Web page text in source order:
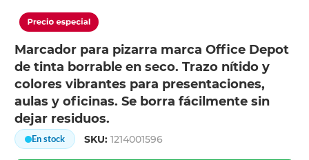
Marcador para pizarra marca Office Depot
de tinta borrable en seco. Trazo nítido y
colores vibrantes para presentaciones,
aulas y oficinas. Se borra fácilmente sin
dejar residuos.
En stock SKU:1214001596